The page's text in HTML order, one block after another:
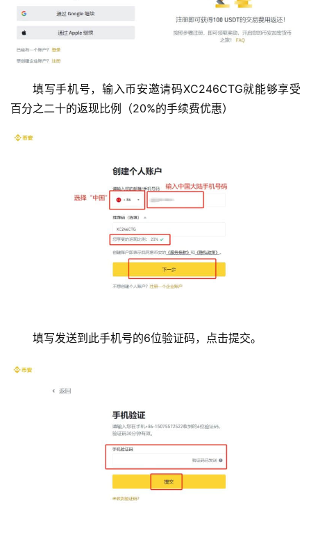
填写手机号，输入币安邀请码XC246CTG就能够享受
百分之二十的返现比例（20%的手续费优惠）
填写发送到此手机号的6位验证码，点击提交。